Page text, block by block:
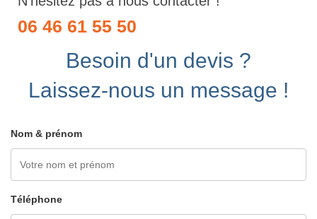
06 46 61 55 50
Besoin d'un devis ?
Laissez-nous un message !
Nom & prénom
Téléphone